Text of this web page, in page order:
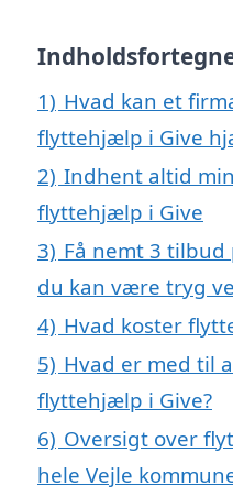
1) Hvad kan et
flyttehjælp i Give
2) Indhent altid
flyttehjælp i Give
3) Få nemt 3
du kan være tryg
4) Hvad koster
5) Hvad er med til
flyttehjælp i Give?
6) Oversigt over
hele Vejle